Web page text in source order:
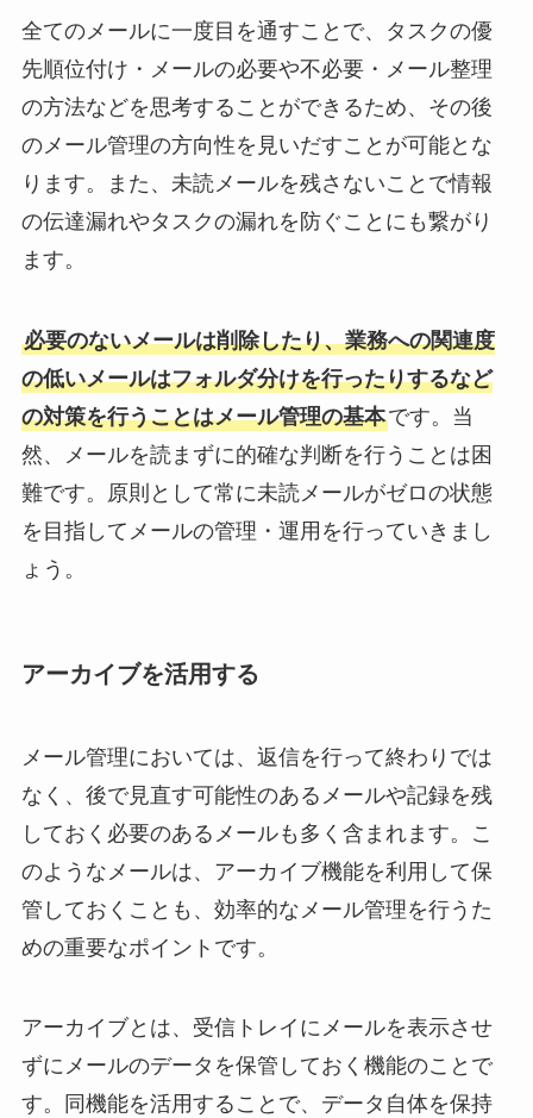
全てのメールに一度目を通すことで、タスクの優
先順位付け・メールの必要や不必要・メール整理
の方法などを思考することができるため、その後
のメール管理の方向性を見いだすことが可能とな
ります。また、未読メールを残さないことで情報
の伝達漏れやタスクの漏れを防ぐことにも繋がり
ます。
必要のないメールは削除したり、業務への関連度
の低いメールはフォルダ分けを行ったりするなど
の対策を行うことはメール管理の基本です。当
然、メールを読まずに的確な判断を行うことは困
難です。原則として常に未読メールがゼロの状態
を目指してメールの管理・運用を行っていきまし
ょう。
アーカイブを活用する
メール管理においては、返信を行って終わりでは
なく、後で見直す可能性のあるメールや記録を残
しておく必要のあるメールも多く含まれます。こ
のようなメールは、アーカイブ機能を利用して保
管しておくことも、効率的なメール管理を行うた
めの重要なポイントです。
アーカイブとは、受信トレイにメールを表示させ
ずにメールのデータを保管しておく機能のことで
す。同機能を活用することで、データ自体を保持